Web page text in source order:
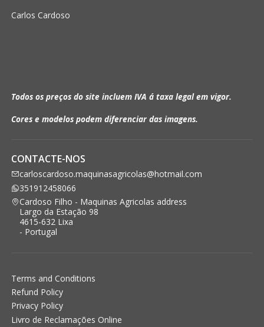
Carlos Cardoso
Todos os preços do site incluem IVA á taxa legal em vigor.
Cores e modelos podem diferenciar das imagens.
CONTACTE-NOS
carloscardoso.maquinasagricolas@hotmail.com
351912458066
Cardoso Filho - Maquinas Agricolas address
Largo da Estação 98
4615-632 Lixa
- Portugal
Terms and Conditions
Refund Policy
Privacy Policy
Livro de Reclamações Online